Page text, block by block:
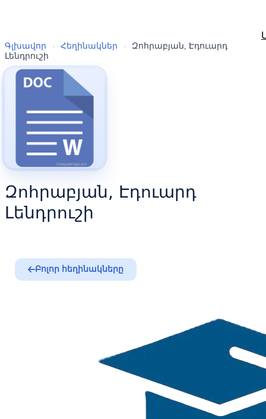
Գլխավոր › Հեղինակներ ›
Զոհրաբյան, Էդուարդ
Լենդրուշի
Զոհրաբյան, Էդուարդ
Լենդրուշի
Բոլոր հեղինակները